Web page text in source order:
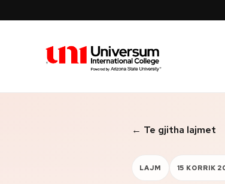
Universum University
← Te gjitha lajmet
LAJM 15 KORRIK